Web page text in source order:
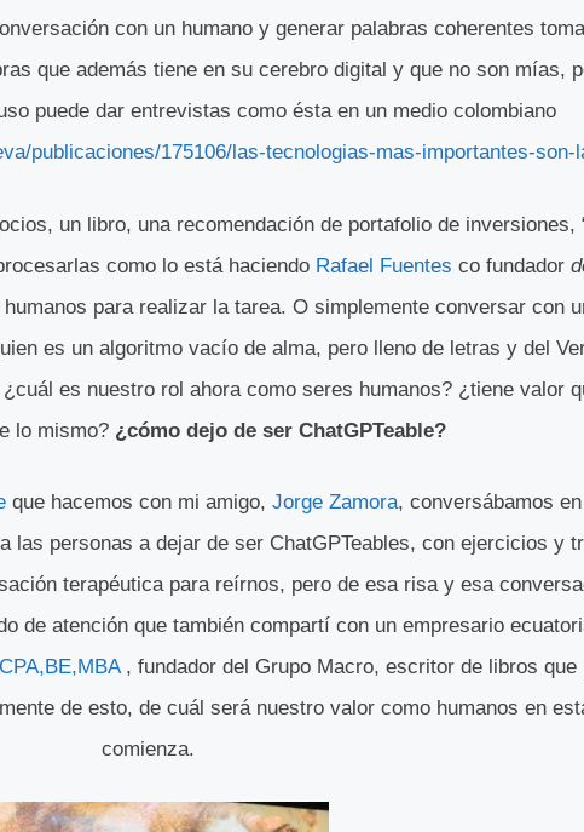
con un humano y generar palabras coherentes
que además tiene en su cerebro digital y que no son mías,
puede dar entrevistas como ésta en un medio colombiano
publicaciones/175106/las-tecnologias-mas-importantes-son-
un libro, una recomendación de portafolio de inversiones,
como lo está haciendo Rafael Fuentes co fundador
para realizar la tarea. O simplemente conversar con
es un algoritmo vacío de alma, pero lleno de letras y del
es nuestro rol ahora como seres humanos? ¿tiene valor
lo mismo? ¿cómo dejo de ser ChatGPTeable?
que hacemos con mi amigo, Jorge Zamora, conversábamos
las personas a dejar de ser ChatGPTeables, con ejercicios y
terapéutica para reírnos, pero de esa risa y esa
de atención que también compartí con un empresario
, fundador del Grupo Macro, escritor de libros que
de esto, de cuál será nuestro valor como humanos en
comienza.